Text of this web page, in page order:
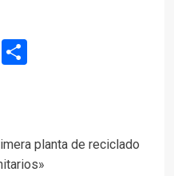
Email
planta de reciclado